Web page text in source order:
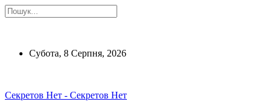
Субота, 8 Серпня, 2026
Секретов Нет - Секретов Нет